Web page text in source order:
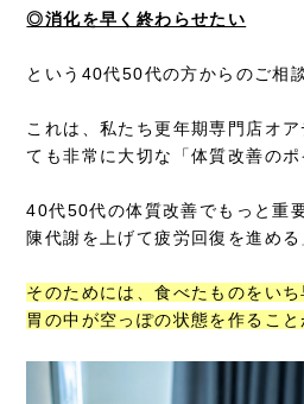
◎消化を早く終わらせたい
という40代50代の方からのご相
これは、私たち更年期専門店オ
ても非常に大切な「体質改善のポ
40代50代の体質改善でもっと重
陳代謝を上げて疲労回復を進める
そのためには、食べたものをい
胃の中が空っぽの状態を作ること